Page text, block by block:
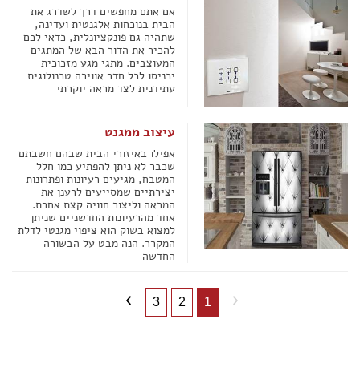
אם אתם מחפשים דרך לשדרג את
הבית בנוכחות אלגנטית ועדינה,
שתהיה גם פונקציונלית, כדאי לכם
להכיר את הדור הבא של המתגים
המעוצבים. מתגי מגע מזכוכית
יכניסו לכל חדר אווירה טכנולוגית
עתידנית לצד מראה יוקרתי
עיצוב ממגנט
אפילו באיזורי הבית שבהם חשבתם
שכבר לא ניתן להפתיע כמו חלל
המטבח, מגיעים רעיונות ופתרונות
יצירתיים שמסייעים לרענן את
המראה וליצור חוויה קצת אחרת.
אחד מהרעיונות החדשניים שניתן
למצוא בשוק הוא ציפוי מגנטי לדלת
המקרר. הנה מבט על הבשורה
החדשה
1
2
3